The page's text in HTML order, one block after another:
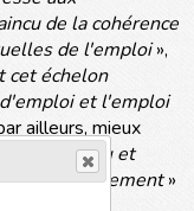
de la cohérence
de l'emploi»,
cet échelon
et l'emploi
ailleurs, mieux
Landerneau et
mon département»